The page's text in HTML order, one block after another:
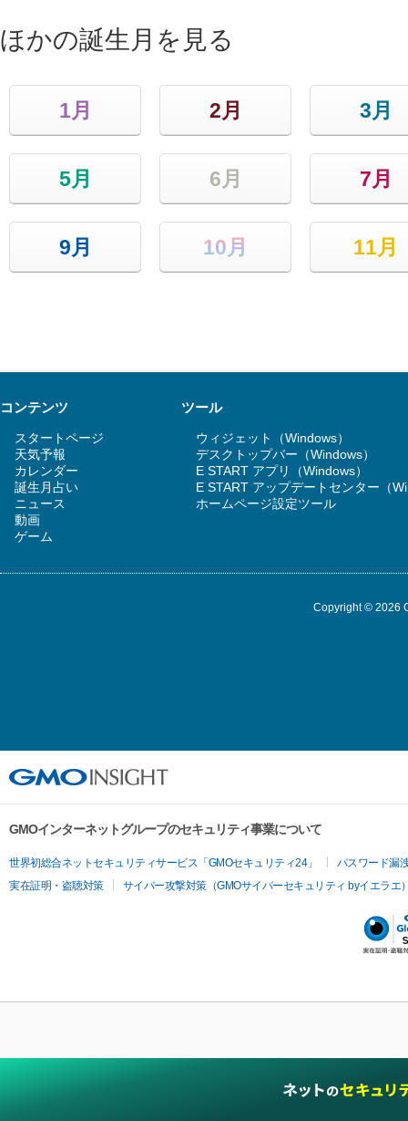
ほかの誕生月を見る
1月 2月 3月
5月 6月 7月
9月 10月 11月
コンテンツ
スタートページ
天気予報
カレンダー
誕生月占い
ニュース
動画
ゲーム
ツール
ウィジェット（Windows）
デスクトップバー（Windows）
E START アプリ（Windows）
E START アップデートセンター（
ホームページ設定ツール
Copyright © 2026
GMOインターネットグループのセキュリティ事業について
世界初総合ネットセキュリティサービス「GMOセキュリティ24」
パスワード漏
実在証明・盗聴対策
サイバー攻撃対策（GMOサイバーセキュリティ byイエラエ